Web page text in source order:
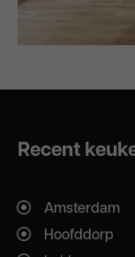
Recent
Amsterdam
Hoofddorp